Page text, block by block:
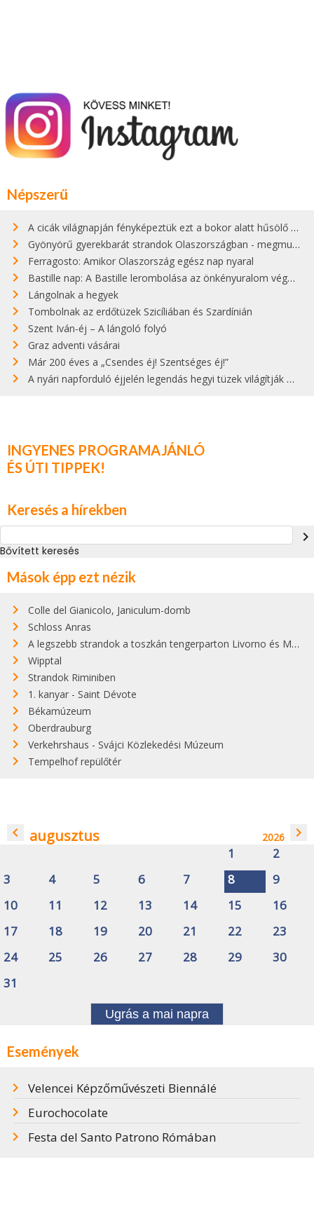
Népszerű
A cicák világnapján fényképeztük ezt a bokor alatt hűsölő cicát Kisorosziban
Gyönyörű gyerekbarát strandok Olaszországban - megmutatjuk a 15 legjobbat
Ferragosto: Amikor Olaszország egész nap nyaral
Bastille nap: A Bastille lerombolása az önkényuralom végét jelentette
Lángolnak a hegyek
Tombolnak az erdőtüzek Szicíliában és Szardínián
Szent Iván-éj – A lángoló folyó
Graz adventi vásárai
Már 200 éves a „Csendes éj! Szentséges éj!”
A nyári napforduló éjjelén legendás hegyi tüzek világítják meg Zugspitzét
INGYENES PROGRAMAJÁNLÓ
ÉS ÚTI TIPPEK!
Keresés a hírekben
navigate_next
Bővített keresés
Mások épp ezt nézik
Colle del Gianicolo, Janiculum-domb
Schloss Anras
A legszebb strandok a toszkán tengerparton Livorno és Maremma között
Wipptal
Strandok Riminiben
1. kanyar - Saint Dévote
Békamúzeum
Oberdrauburg
Verkehrshaus - Svájci Közlekedési Múzeum
Tempelhof repülőtér
navigate_before augusztus 2026 navigate_next
1
2
3
4 5 6 7 8
9
10
11 12 13 14 15
16
17
18 19 20 21 22
23
24
25 26 27 28 29
30
31
Ugrás a mai napra
Események
Velencei Képzőművészeti Biennálé
Eurochocolate
Festa del Santo Patrono Rómában